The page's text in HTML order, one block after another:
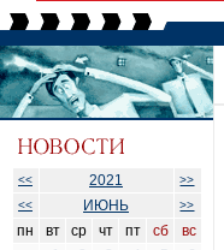
<< 2021
>>
<<
ИЮНЬ >>
пн вт ср чт пт сб
вс